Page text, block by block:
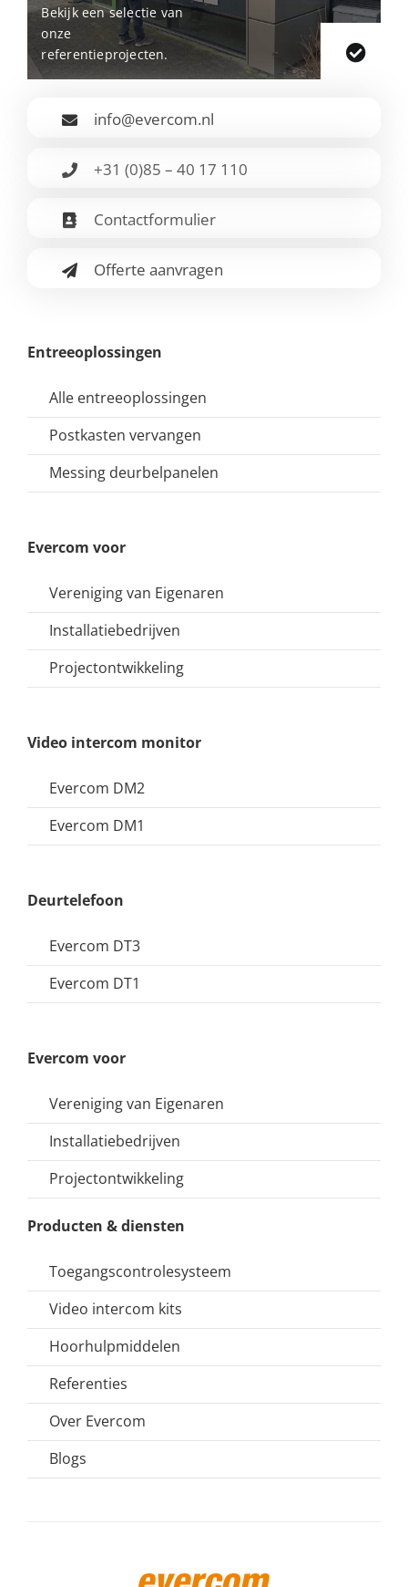
Bekijk een selectie van
onze
referentieprojecten.
info@evercom.nl
+31 (0)85 – 40 17 110
Contactformulier
Offerte aanvragen
Evercom voor
Vereniging van Eigenaren
Installatiebedrijven
Projectontwikkeling
Producten & diensten
Toegangscontrolesysteem
Video intercom kits
Hoorhulpmiddelen
Referenties
Over Evercom
Blogs
Entreeoplossingen
Alle entreeoplossingen
Postkasten vervangen
Messing deurbelpanelen
Evercom voor
Vereniging van Eigenaren
Installatiebedrijven
Projectontwikkeling
Video intercom monitor
Evercom DM2
Evercom DM1
Deurtelefoon
Evercom DT3
Evercom DT1